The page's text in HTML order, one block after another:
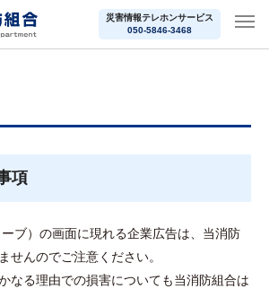
災害情報テレホンサービス
050-5846-3468
項
ブ）の画面に現れる企業広告は、当消防
せんのでご注意ください。
なる理由での損害についても当消防組合は